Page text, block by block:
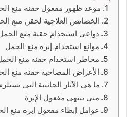
موعد ظهور مفعول حقنة منع
الخصائص العلاجية لحقن منع
دواعي استخدام حقنة منع
موانع استخدام إبرة منع الحمل
مخاطر استخدام حقنة منع
الأعراض المصاحبة حقنة منع
ما هي الآثار الجانبية التي
متى ينتهي مفعول الإبرة
عوامل إبطاء مفعول إبرة منع